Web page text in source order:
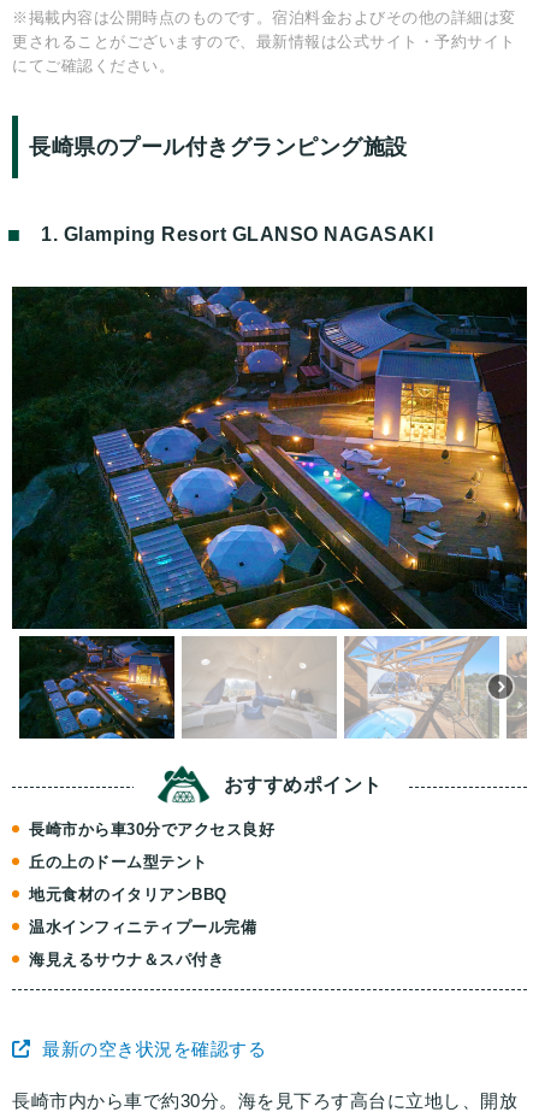
※掲載内容は公開時点のものです。宿泊料金およびその他の詳細は変
更されることがございますので、最新情報は公式サイト・予約サイト
にてご確認ください。
長崎県のプール付きグランピング施設
1. Glamping Resort GLANSO NAGASAKI
おすすめポイント
長崎市から車30分でアクセス良好
丘の上のドーム型テント
地元食材のイタリアンBBQ
温水インフィニティプール完備
海見えるサウナ＆スパ付き
最新の空き状況を確認する
長崎市内から車で約30分。海を見下ろす高台に立地し、開放